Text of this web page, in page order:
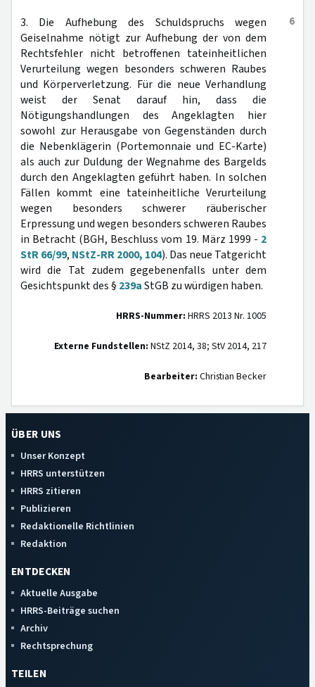
6
3. Die Aufhebung des Schuldspruchs wegen
Geiselnahme nötigt zur Aufhebung der von dem
Rechtsfehler nicht betroffenen tateinheitlichen
Verurteilung wegen besonders schweren Raubes
und Körperverletzung. Für die neue Verhandlung
weist der Senat darauf hin, dass die
Nötigungshandlungen des Angeklagten hier
sowohl zur Herausgabe von Gegenständen durch
die Nebenklägerin (Portemonnaie und EC-Karte)
als auch zur Duldung der Wegnahme des Bargelds
durch den Angeklagten geführt haben. In solchen
Fällen kommt eine tateinheitliche Verurteilung
wegen besonders schwerer räuberischer
Erpressung und wegen besonders schweren Raubes
in Betracht (BGH, Beschluss vom 19. März 1999 - 2
StR 66/99, NStZ-RR 2000, 104). Das neue Tatgericht
wird die Tat zudem gegebenenfalls unter dem
Gesichtspunkt des § 239aStGB zu würdigen haben.
HRRS-Nummer: HRRS 2013 Nr. 1005
Externe Fundstellen: NStZ 2014, 38; StV 2014, 217
Bearbeiter: Christian Becker
ÜBER UNS
Unser Konzept
HRRS unterstützen
HRRS zitieren
Publizieren
Redaktionelle Richtlinien
Redaktion
ENTDECKEN
Aktuelle Ausgabe
HRRS-Beiträge suchen
Archiv
Rechtsprechung
TEILEN